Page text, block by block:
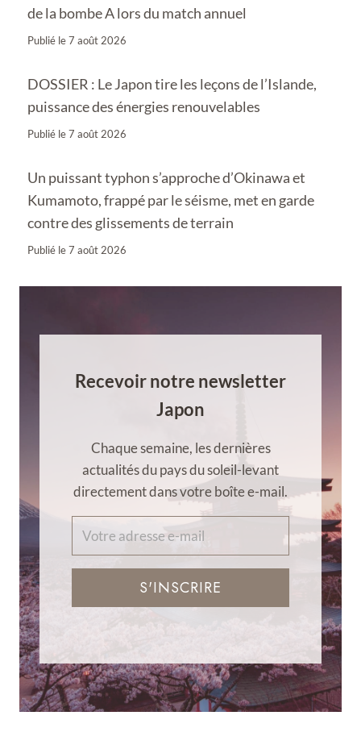
de la bombe A lors du match annuel
Publié le7 août 2026
DOSSIER : Le Japon tire les leçons de l’Islande,
puissance des énergies renouvelables
Publié le7 août 2026
Un puissant typhon s’approche d’Okinawa et
Kumamoto, frappé par le séisme, met en garde
contre des glissements de terrain
Publié le7 août 2026
Recevoir notre newsletter
Japon
Chaque semaine, les dernières
actualités du pays du soleil-levant
directement dans votre boîte e-mail.
S'INSCRIRE